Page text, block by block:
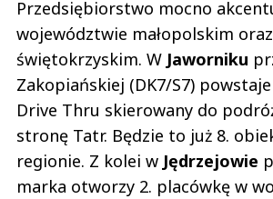
Przedsiębiorstwo mocno
województwie małopolskim oraz
świętokrzyskim. W Jaworniku
Zakopiańskiej (DK7/S7)
Drive Thru skierowany do
stronę Tatr. Będzie to już 8.
regionie. Z kolei w Jędrzejowie
marka otworzy 2. placówkę w